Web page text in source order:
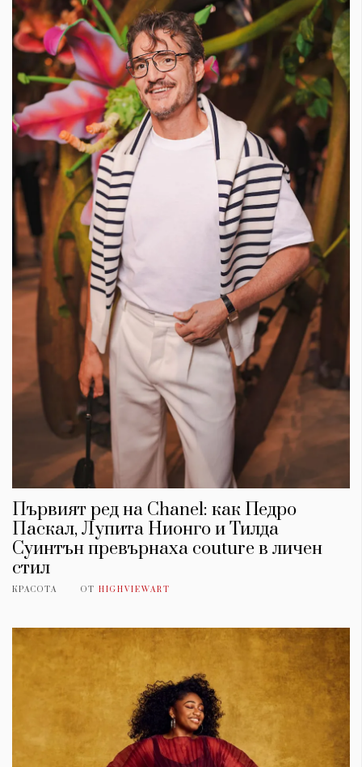
Първият ред на Chanel: как Педро
Паскал, Лупита Нионго и Тилда
Суинтън превърнаха couture в личен
стил
КРАСОТА ОТ HIGHVIEWART